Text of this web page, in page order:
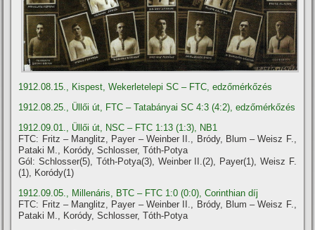
1912.08.15., Kispest, Wekerletelepi SC – FTC, edzőmérkőzés
1912.08.25., Üllői út, FTC – Tatabányai SC 4:3 (4:2), edzőmérkőzés
1912.09.01., Üllői út, NSC – FTC 1:13 (1:3), NB1
FTC: Fritz – Manglitz, Payer – Weinber II., Bródy, Blum – Weisz F.,
Pataki M., Koródy, Schlosser, Tóth-Potya
Gól: Schlosser(5), Tóth-Potya(3), Weinber II.(2), Payer(1), Weisz F.
(1), Koródy(1)
1912.09.05., Millenáris, BTC – FTC 1:0 (0:0), Corinthian dí­j
FTC: Fritz – Manglitz, Payer – Weinber II., Bródy, Blum – Weisz F.,
Pataki M., Koródy, Schlosser, Tóth-Potya